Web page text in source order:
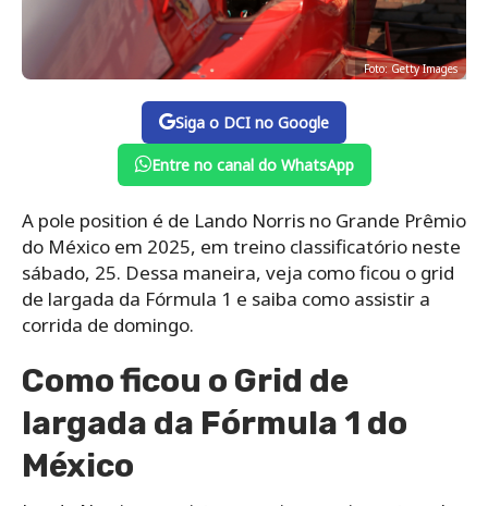
Foto: Getty Images
Siga o DCI no Google
Entre no canal do WhatsApp
A pole position é de Lando Norris no Grande Prêmio
do México em 2025, em treino classificatório neste
sábado, 25. Dessa maneira, veja como ficou o grid
de largada da Fórmula 1 e saiba como assistir a
corrida de domingo.
Como ficou o Grid de
largada da Fórmula 1 do
México